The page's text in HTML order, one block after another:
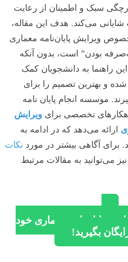
سبک و اطمینان از رعایت
می‌کند. هدف این مقاله،
خصوص ویرایش پایان‌نامه معماری
بودن” است، بدون آنکه
راهنما به دانشجویان کمک
شده و بهترین تصمیم را برای
موسسه انجام پایان نامه
تخصصی برای ویرایش
ارائه می‌دهد که در ادامه به
آگاهی بیشتر در مورد نکات
نیز می‌توانید به مقالات مرتبط
پایان‌نامه معماری خود
بگیرید!